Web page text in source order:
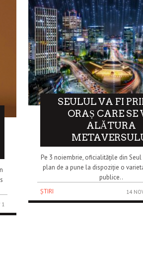
1
SEULUL VA FI
ORAȘ CARE SE
ALĂTURA
Pe 3 noiembrie, oficialitățile din
plan de a pune la dispoziție o
publice..
ȘTIRI
14